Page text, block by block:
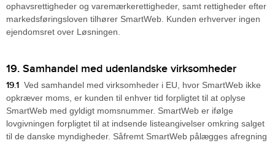
ophavsrettigheder og varemærkerettigheder, samt rettigheder efter
markedsføringsloven tilhører SmartWeb. Kunden erhverver ingen
ejendomsret over Løsningen.
19. Samhandel med udenlandske virksomheder
19.1 Ved samhandel med virksomheder i EU, hvor SmartWeb ikke
opkræver moms, er kunden til enhver tid forpligtet til at oplyse
SmartWeb med gyldigt momsnummer. SmartWeb er ifølge
lovgivningen forpligtet til at indsende listeangivelser omkring salget
til de danske myndigheder. Såfremt SmartWeb pålægges afregning